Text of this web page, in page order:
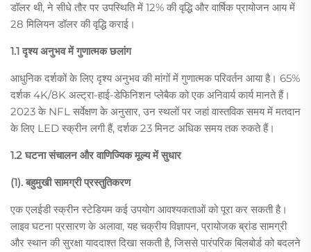
डॉलर थी, ने सीधे तौर पर उपस्थिति में 12% की वृद्धि और वार्षिक प्रायोजन आय में
28 मिलियन डॉलर की वृद्धि कराई।
1.1 दृश्य अनुभव में गुणात्मक छलांग
आधुनिक दर्शकों के लिए दृश्य अनुभव की मांगों में गुणात्मक परिवर्तन आया है। 65%
दर्शक 4K/8K अल्ट्रा-हाई-डेफिनिशन प्लेबैक को एक अनिवार्य कार्य मानते हैं।
2023 के NFL सर्वेक्षण के अनुसार, उन स्थलों पर जहां वास्तविक समय में मतदान
के लिए LED स्क्रीन लगी हैं, दर्शक 23 मिनट अधिक समय तक रुकते हैं।
1.2 घटना संचालन और वाणिज्यिक मूल्य में सुधार
(1). बहुमुखी सामग्री प्रस्तुतिकरण
एक एलईडी स्क्रीन स्टेडियम कई उपयोग आवश्यकताओं को पूरा कर सकती है।
लाइव घटना प्रसारण के अलावा, यह चक्रीय विज्ञापन, प्रायोजक ब्रांड सामग्री
और स्थान की सुरक्षा याददाश्त दिखा सकती है, जिससे पारंपरिक बिलबोर्ड को बदलने